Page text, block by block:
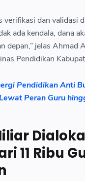
verifikasi dan validasi
ada kendala, dana
depan,” jelas Ahmad
Pendidikan
Pendidikan Anti
Peran Guru
11 Ribu